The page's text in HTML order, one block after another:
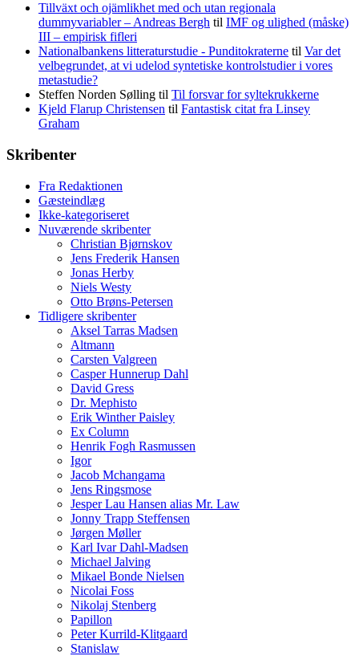
Tillväxt och ojämlikhet med och utan regionala
dummyvariabler – Andreas Bergh til IMF og ulighed (måske)
III – empirisk fifleri
Nationalbankens litteraturstudie - Punditokraterne til Var det
velbegrundet, at vi udelod syntetiske kontrolstudier i vores
metastudie?
Steffen Norden Sølling til Til forsvar for syltekrukkerne
Kjeld Flarup Christensen til Fantastisk citat fra Linsey
Graham
Skribenter
Fra Redaktionen
Gæsteindlæg
Ikke-kategoriseret
Nuværende skribenter
Christian Bjørnskov
Jens Frederik Hansen
Jonas Herby
Niels Westy
Otto Brøns-Petersen
Tidligere skribenter
Aksel Tarras Madsen
Altmann
Carsten Valgreen
Casper Hunnerup Dahl
David Gress
Dr. Mephisto
Erik Winther Paisley
Ex Column
Henrik Fogh Rasmussen
Igor
Jacob Mchangama
Jens Ringsmose
Jesper Lau Hansen alias Mr. Law
Jonny Trapp Steffensen
Jørgen Møller
Karl Ivar Dahl-Madsen
Michael Jalving
Mikael Bonde Nielsen
Nicolai Foss
Nikolaj Stenberg
Papillon
Peter Kurrild-Klitgaard
Stanislaw